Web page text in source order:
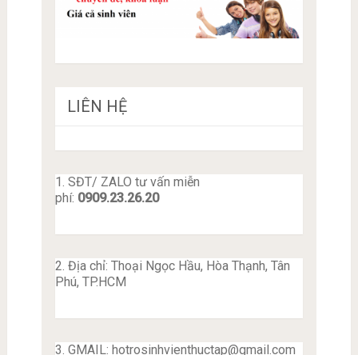
LIÊN HỆ
1. SĐT/ ZALO tư vấn miễn
phí: 0909.23.26.20
2. Địa chỉ: Thoại Ngọc Hầu, Hòa Thạnh, Tân
Phú, TP.HCM
3. GMAIL: hotrosinhvienthuctap@gmail.com